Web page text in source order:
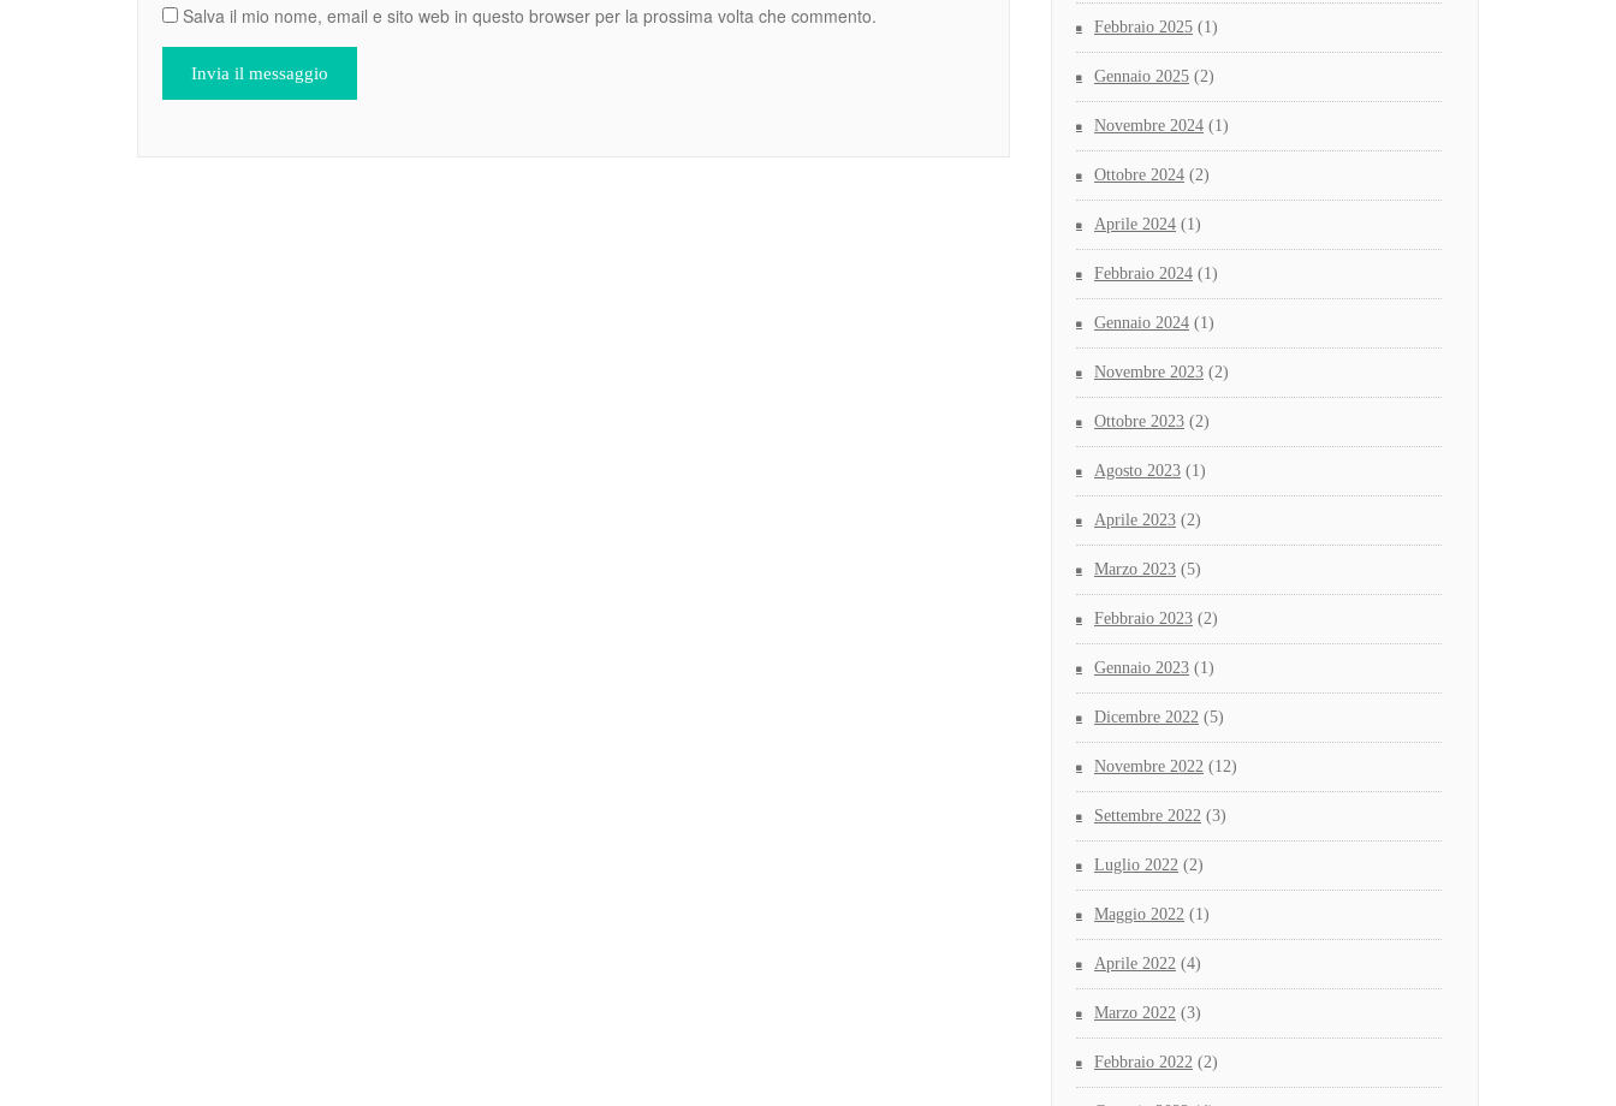
Salva il mio nome, email e sito web in questo browser per la prossima volta che commento. Febbraio 2025 (1)
Gennaio 2025 (2)
Novembre 2024 (1)
Ottobre 2024 (2)
Aprile 2024 (1)
Febbraio 2024 (1)
Gennaio 2024 (1)
Novembre 2023 (2)
Ottobre 2023 (2)
Agosto 2023 (1)
Aprile 2023 (2)
Marzo 2023 (5)
Febbraio 2023 (2)
Gennaio 2023 (1)
Dicembre 2022 (5)
Novembre 2022 (12)
Settembre 2022 (3)
Luglio 2022 (2)
Maggio 2022 (1)
Aprile 2022 (4)
Marzo 2022 (3)
Febbraio 2022 (2)